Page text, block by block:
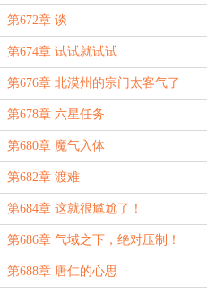
第672章 谈
第674章 试试就试试
第676章 北漠州的宗门太客气了
第678章 六星任务
第680章 魔气入体
第682章 渡难
第684章 这就很尴尬了！
第686章 气域之下，绝对压制！
第688章 唐仁的心思